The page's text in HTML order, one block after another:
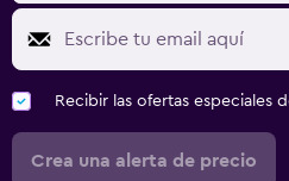
Recibir las ofertas especiales
Crea una alerta de precio